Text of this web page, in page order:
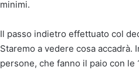
minimi.
Il passo indietro effettuato col
Staremo a vedere cosa
persone, che fanno il paio con le